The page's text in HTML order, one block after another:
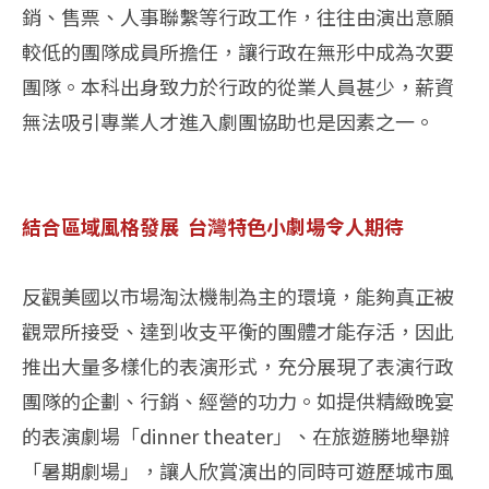
銷、售票、人事聯繫等行政工作，往往由演出意願
較低的團隊成員所擔任，讓行政在無形中成為次要
團隊。本科出身致力於行政的從業人員甚少，薪資
無法吸引專業人才進入劇團協助也是因素之一。
結合區域風格發展 台灣特色小劇場令人期待
反觀美國以市場淘汰機制為主的環境，能夠真正被
觀眾所接受、達到收支平衡的團體才能存活，因此
推出大量多樣化的表演形式，充分展現了表演行政
團隊的企劃、行銷、經營的功力。如提供精緻晚宴
的表演劇場「dinner theater」、在旅遊勝地舉辦
「暑期劇場」，讓人欣賞演出的同時可遊歷城市風